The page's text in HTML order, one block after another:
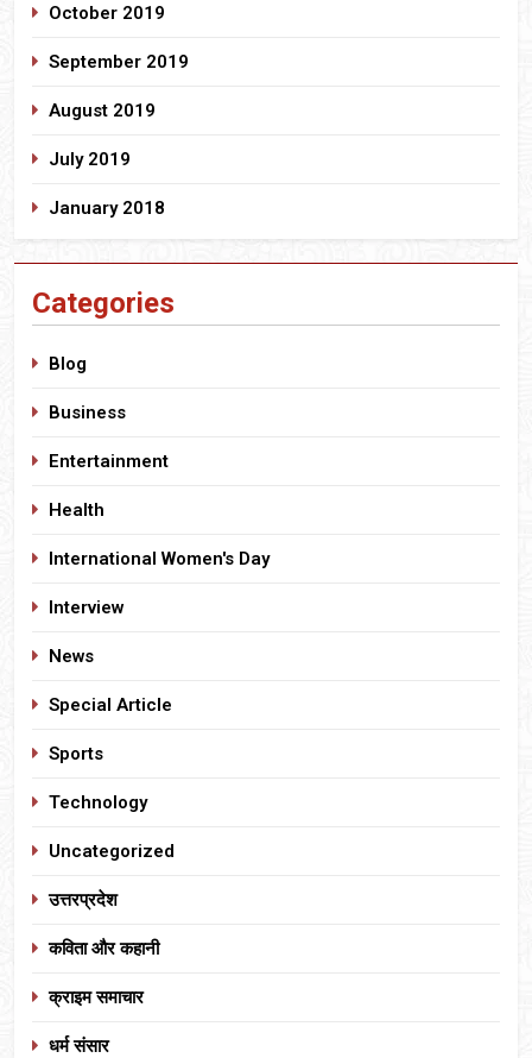
October 2019
September 2019
August 2019
July 2019
January 2018
Categories
Blog
Business
Entertainment
Health
International Women's Day
Interview
News
Special Article
Sports
Technology
Uncategorized
उत्तरप्रदेश
कविता और कहानी
क्राइम समाचार
धर्म संसार